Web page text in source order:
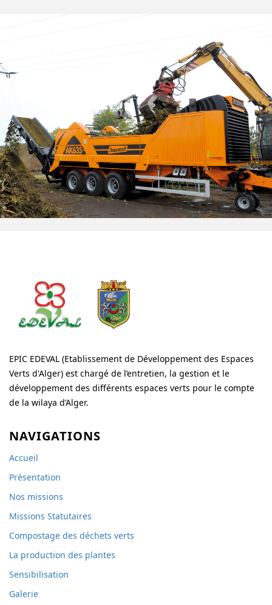
EPIC EDEVAL (Etablissement de Développement des Espaces
Verts d'Alger) est chargé de l’entretien, la gestion et le
développement des différents espaces verts pour le compte
de la wilaya d’Alger.
NAVIGATIONS
Accueil
Présentation
Nos missions
Missions Statutaires
Compostage des déchets verts
La production des plantes
Sensibilisation
Galerie